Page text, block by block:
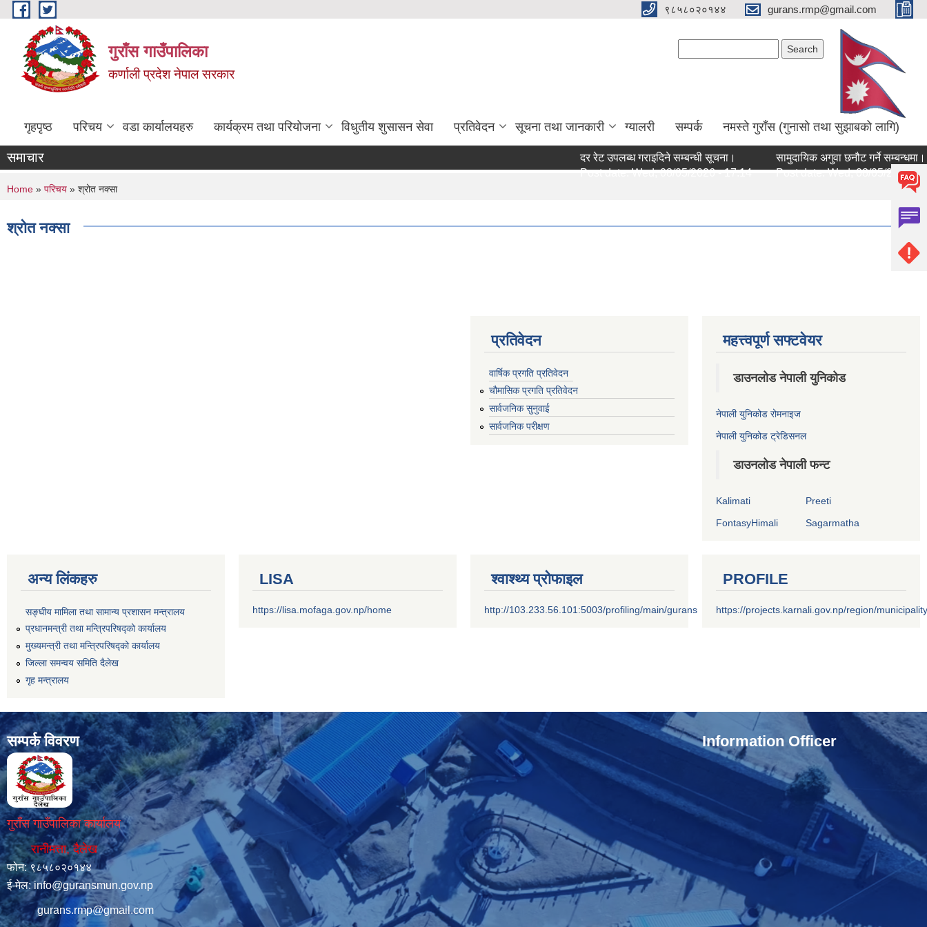
Skip to main content ९८५८०२०१४४ gurans.rmp@gmail.com
गुराँस गाउँपालिका
कर्णाली प्रदेश नेपाल सरकार
गृहपृष्ठ परिचय वडा कार्यालयहरु कार्यक्रम तथा परियोजना विधुतीय शुसासन सेवा प्रतिवेदन सूचना तथा जानकारी ग्यालरी सम्पर्क नमस्ते गुराँस (गुनासो तथा सुझाबको लागि)
समाचार
दर रेट उपलब्ध गराइदिने सम्बन्धी सूचना।
Post date:Wed, 08/05/2026 - 17:14
सामुदायिक अगुवा छनौट गर्ने सम्बन्धमा।
Post date:Wed, 08/05/2026 -
You are here
Home » परिचय » श्रोत नक्सा
श्रोत नक्सा
प्रतिवेदन
वार्षिक प्रगति प्रतिवेदन
चौमासिक प्रगति प्रतिवेदन
सार्वजनिक सुनुवाई
सार्वजनिक परीक्षण
महत्त्वपूर्ण सफ्टवेयर
डाउनलोड नेपाली युनिकोड
नेपाली युनिकोड रोमनाइज
नेपाली युनिकोड ट्रेडिसनल
डाउनलोड नेपाली फन्ट
Kalimati
Preeti
FontasyHimali
Sagarmatha
अन्य लिंकहरु
सङ्‍घीय मामिला तथा सामान्य प्रशासन मन्त्रालय
प्रधानमन्त्री तथा मन्त्रिपरिषद्को कार्यालय
मुख्यमन्त्री तथा मन्त्रिपरिषद्को कार्यालय
जिल्ला समन्वय समिति दैलेख
गृह मन्त्रालय
LISA
https://lisa.mofaga.gov.np/home
श्वाश्थ्य प्रोफाइल
http://103.233.56.101:5003/profiling/main/gurans
PROFILE
https://projects.karnali.gov.np/region/
सम्पर्क विवरण
गुराँस गाउँपालिका कार्यालय
रानीमत्ता, दैलेख
फोन: ९८५८०२०१४४
ई-मेल:info@guransmun.gov.np
gurans.rmp@gmail.com
Information Officer